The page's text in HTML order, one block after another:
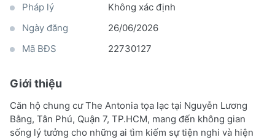
Pháp lý
Không xác định
Ngày đăng
26/06/2026
Mã BĐS
22730127
Giới thiệu
Căn hộ chung cư The Antonia tọa lạc tại Nguyễn Lương
Bằng, Tân Phú, Quận 7, TP.HCM, mang đến không gian
sống lý tưởng cho những ai tìm kiếm sự tiện nghi và hiện